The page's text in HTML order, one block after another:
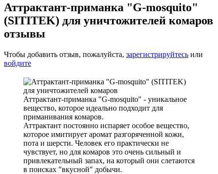
Аттрактант-приманка "G-mosquito"
(SITITEK) для уничтожителей комаров
отзывы
Чтобы добавить отзыв, пожалуйста, зарегистрируйтесь или
войдите
Аттрактант-приманка "G-mosquito" - уникальное
вещество, которое идеально подходит для
приманивания комаров.
Аттрактант постоянно испаряет особое вещество,
которое имитирует аромат разгоряченной кожи,
пота и шерсти. Человек его практически не
чувствует, но для комаров это очень сильный и
привлекательный запах, на который они слетаются
в поисках "вкусной" добычи.